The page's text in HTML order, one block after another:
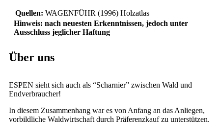
Quellen: WAGENFÜHR (1996) Holzatlas
Hinweis: nach neuesten Erkenntnissen, jedoch unter
Ausschluss jeglicher Haftung
Über uns
ESPEN sieht sich auch als “Scharnier” zwischen Wald und
Endverbraucher!
In diesem Zusammenhang war es von Anfang an das Anliegen,
vorbildliche Waldwirtschaft durch Präferenzkauf zu unterstützen.